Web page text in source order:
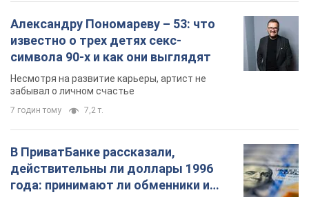
действительны ли доллары 1996
года: принимают ли обменники и
банки такие купюры
принимают старые доллары